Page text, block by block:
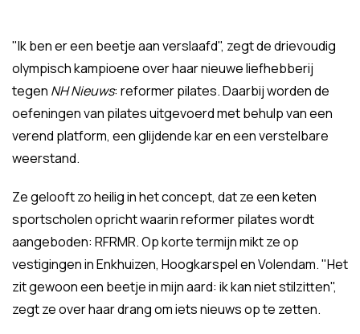
"Ik ben er een beetje aan verslaafd", zegt de drievoudig
olympisch kampioene over haar nieuwe liefhebberij
tegen NH Nieuws: reformer pilates. Daarbij worden de
oefeningen van pilates uitgevoerd met behulp van een
verend platform, een glijdende kar en een verstelbare
weerstand.
Ze gelooft zo heilig in het concept, dat ze een keten
sportscholen opricht waarin reformer pilates wordt
aangeboden: RFRMR. Op korte termijn mikt ze op
vestigingen in Enkhuizen, Hoogkarspel en Volendam. "Het
zit gewoon een beetje in mijn aard: ik kan niet stilzitten",
zegt ze over haar drang om iets nieuws op te zetten.